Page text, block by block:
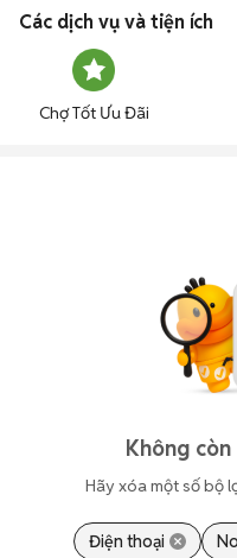
Các dịch vụ và tiện ích
Chợ Tốt Ưu Đãi
Không
Hãy xóa một số bộ
Điện thoại